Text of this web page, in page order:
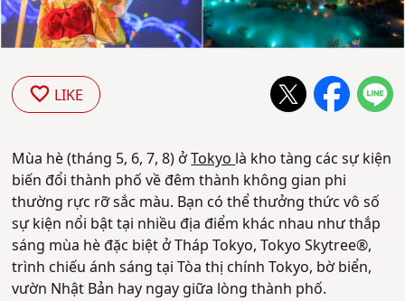
LIKE
Mùa hè (tháng 5, 6, 7, 8) ởTokyo là kho tàng các sự kiện
biến đổi thành phố về đêm thành không gian phi
thường rực rỡ sắc màu. Bạn có thể thưởng thức vô số
sự kiện nổi bật tại nhiều địa điểm khác nhau như thắp
sáng mùa hè đặc biệt ở Tháp Tokyo, Tokyo Skytree®,
trình chiếu ánh sáng tại Tòa thị chính Tokyo, bờ biển,
vườn Nhật Bản hay ngay giữa lòng thành phố.